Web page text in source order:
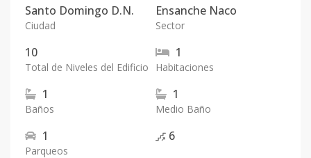
Santo Domingo D.N.
Ciudad
Ensanche Naco
Sector
10
Total de Niveles del Edificio
1
Habitaciones
1
Baños
1
Medio Baño
1
Parqueos
6